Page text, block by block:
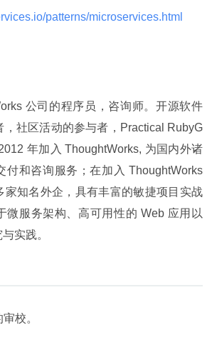
patterns/microservices.html
公司的程序员，咨询师。开源软件
，社区活动的参与者，Practical RubyG
年加入 ThoughtWorks, 为国内外诸
付和咨询服务；在加入 ThoughtWorks
家知名外企，具有丰富的敏捷项目实战
微服务架构、高可用性的 Web 应用以
实践。
校。